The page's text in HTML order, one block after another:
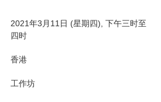
2021年3月11日 (星期四), 下午三时至
四时
香港
工作坊